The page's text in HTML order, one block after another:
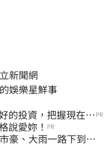
新聞網
娛樂星鮮事
的投資，把握現在不 PR
說愛妳！ PR
豪、大雨一路下到晚